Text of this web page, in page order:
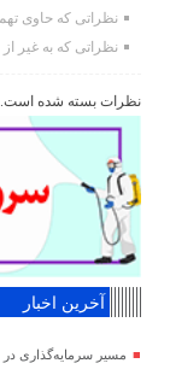
نظراتی که حاوی
نظراتی که به غیر
نظرات بسته شده است.
آخرین اخبار
مسیر سرمایه‌گذاری